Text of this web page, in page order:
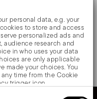
personal data, e.g. your
to store and access
personalized ads and
audience research and
in who uses your data
are only applicable
made your choices. You
time from the Cookie
trigger icon.
Force
facile, senza sforzo.
sicuro, italiano.